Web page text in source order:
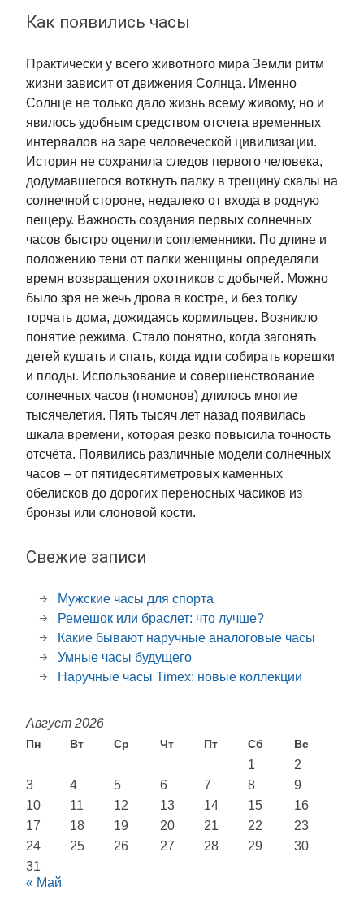
Как появились часы
Практически у всего животного мира Земли ритм
жизни зависит от движения Солнца. Именно
Солнце не только дало жизнь всему живому, но и
явилось удобным средством отсчета временных
интервалов на заре человеческой цивилизации.
История не сохранила следов первого человека,
додумавшегося воткнуть палку в трещину скалы на
солнечной стороне, недалеко от входа в родную
пещеру. Важность создания первых солнечных
часов быстро оценили соплеменники. По длине и
положению тени от палки женщины определяли
время возвращения охотников с добычей. Можно
было зря не жечь дрова в костре, и без толку
торчать дома, дожидаясь кормильцев. Возникло
понятие режима. Стало понятно, когда загонять
детей кушать и спать, когда идти собирать корешки
и плоды. Использование и совершенствование
солнечных часов (гномонов) длилось многие
тысячелетия. Пять тысяч лет назад появилась
шкала времени, которая резко повысила точность
отсчёта. Появились различные модели солнечных
часов – от пятидесятиметровых каменных
обелисков до дорогих переносных часиков из
бронзы или слоновой кости.
Свежие записи
Мужские часы для спорта
Ремешок или браслет: что лучше?
Какие бывают наручные аналоговые часы
Умные часы будущего
Наручные часы Timex: новые коллекции
Август 2026
Пн Вт Ср Чт Пт Сб Вс
1
2
3
4 5 6 7 8
9
10
11 12 13 14 15
16
17
18 19 20 21 22
23
24
25 26 27 28 29
30
31
« Май